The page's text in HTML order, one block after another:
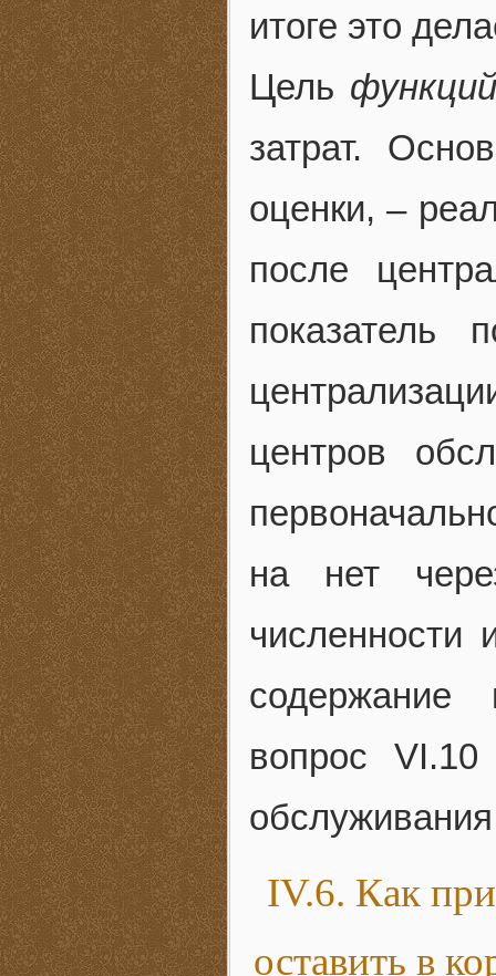
итоге это
Цель
затрат.
оценки, –
после
центров
на нет
численности
содержание
вопрос
IV.6. Как
оставить в